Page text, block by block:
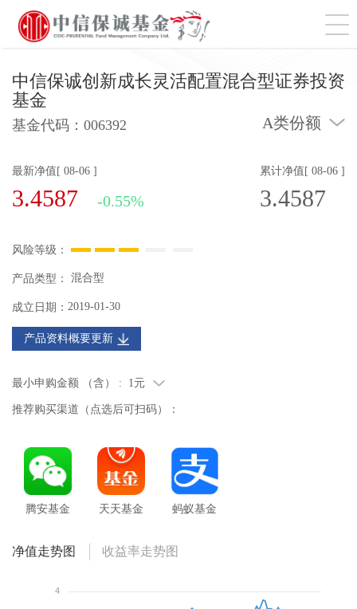
切
中信保诚创新成长灵活配置混合型证券投资
基金
A类份额
基金代码： 006392
最新净值[ 08-06 ]
3.4587 -0.55%
累计净值[ 08-06 ]
3.4587
风险等级：
产品类型： 混合型
成立日期： 2019-01-30
产品资料概要更新
最小申购金额 （含） : 1元
推荐购买渠道（点选后可扫码）：
腾安基金 天天基金 蚂蚁基金
净值走势图 收益率走势图